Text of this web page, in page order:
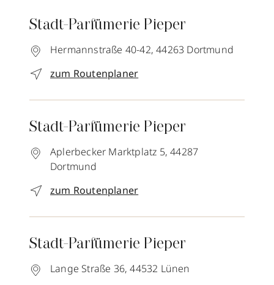
Stadt-Parfümerie Pieper
Hermannstraße 40-42, 44263 Dortmund
zum Routenplaner
Stadt-Parfümerie Pieper
Aplerbecker Marktplatz 5, 44287
Dortmund
zum Routenplaner
Stadt-Parfümerie Pieper
Lange Straße 36, 44532 Lünen